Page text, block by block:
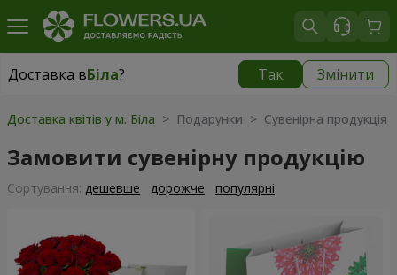
Доставка вБіла? Так Змінити
Доставка вБіла
Доставка квітів у м. Біла > Подарунки > Сувенірна продукція
Замовити сувенірну продукцію
Сортування: дешевше дорожче популярні